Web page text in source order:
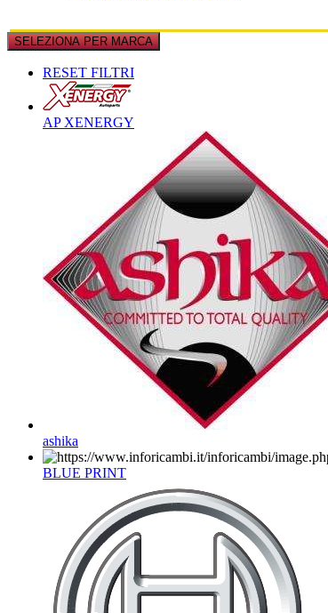
SELEZIONA PER MARCA
RESET FILTRI
AP XENERGY
ashika
BLUE PRINT